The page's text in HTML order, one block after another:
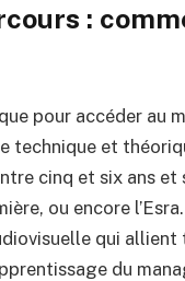
:
pour accéder
technique et
cinq et six ans
ou encore
qui
du